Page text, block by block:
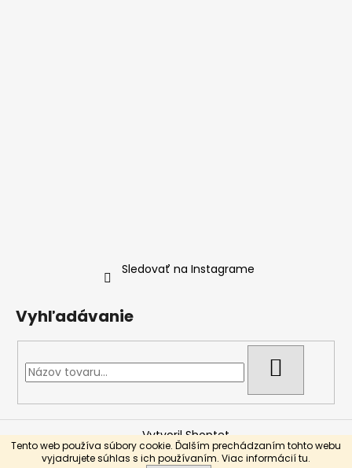
Tento web používa súbory cookie. Ďalším prechádzaním tohto webu
vyjadrujete súhlas s ich používaním. Viac informáciítu.
Sledovať na Instagrame
Vyhľadávanie
Vytvoril Shoptet
Copyright 2026Nicopod.Store. Všetky práva vyhradené.